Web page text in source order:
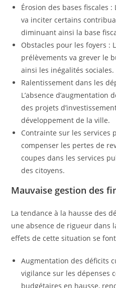
Érosion des bases fiscales
va inciter certains
diminuant ainsi la base
Obstacles pour les foyers :
prélèvements va grever le
ainsi les inégalités sociales.
Ralentissement dans les
L’absence d’augmentation
des projets
développement de la ville.
Contrainte sur les services
compenser les pertes de
coupes dans les services
des citoyens.
Mauvaise gestion des
La tendance à la hausse des
une absence de rigueur dans
effets de cette situation se
Augmentation des déficits
vigilance sur les dépenses
budgétaires en hausse,